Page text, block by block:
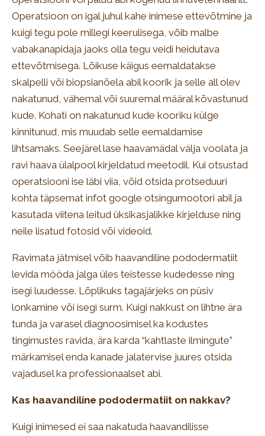
Operatsioon on igal juhul kahe inimese ettevõtmine ja
kuigi tegu pole millegi keerulisega, võib malbe
vabakanapidaja jaoks olla tegu veidi heidutava
ettevõtmisega. Lõikuse käigus eemaldatakse
skalpelli või biopsianõela abil koorik ja selle all olev
nakatunud, vähemal või suuremal määral kõvastunud
kude. Kohati on nakatunud kude kooriku külge
kinnitunud, mis muudab selle eemaldamise
lihtsamaks. Seejärel lase haavamädal välja voolata ja
ravi haava ülalpool kirjeldatud meetodil. Kui otsustad
operatsiooni ise läbi viia, võid otsida protseduuri
kohta täpsemat infot google otsingumootori abil ja
kasutada viitena leitud üksikasjalikke kirjelduse ning
neile lisatud fotosid või videoid.
Ravimata jätmisel võib haavandiline pododermatiit
levida mööda jalga üles teistesse kudedesse ning
isegi luudesse. Lõplikuks tagajärjeks on püsiv
lonkamine või isegi surm. Kuigi nakkust on lihtne ära
tunda ja varasel diagnoosimisel ka kodustes
tingimustes ravida, ära karda “kahtlaste ilmingute”
märkamisel enda kanade jalatervise juures otsida
vajadusel ka professionaalset abi.
Kas haavandiline pododermatiit on nakkav?
Kuigi inimesed ei saa nakatuda haavandilisse